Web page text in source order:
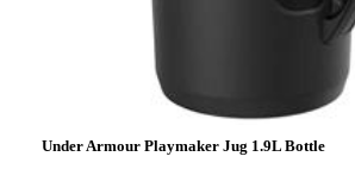
Under Armour Playmaker Jug 1.9L Bottle